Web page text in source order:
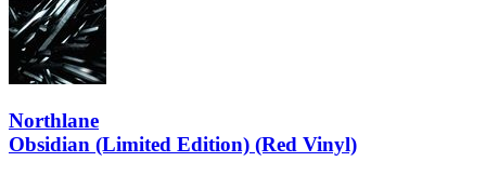
Northlane
Obsidian (Limited Edition) (Red Vinyl)